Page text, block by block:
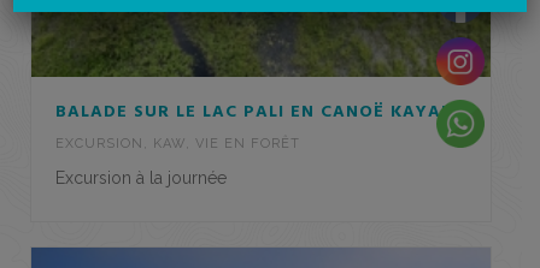
BALADE SUR LE LAC PALI EN CANOË KAYAK
EXCURSION , KAW, VIE EN FORÊT
Excursion à la journée